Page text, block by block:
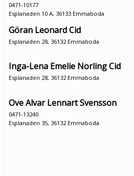
0471-10177
Esplanaden 10 A, 36133 Emmaboda
Göran Leonard Cid
Esplanaden 28, 36132 Emmaboda
Inga-Lena Emelie Norling Cid
Esplanaden 28, 36132 Emmaboda
Ove Alvar Lennart Svensson
0471-13240
Esplanaden 35, 36132 Emmaboda